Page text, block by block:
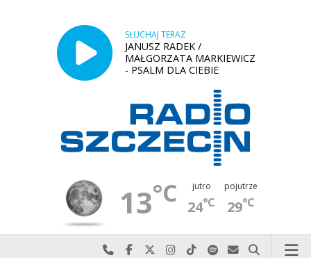
SŁUCHAJ TERAZ
JANUSZ RADEK /
MAŁGORZATA MARKIEWICZ
- PSALM DLA CIEBIE
13°C jutro
24°C
pojutrze
29°C
Najlepiej po prostu do nas zadzwoń
Odwiedź nas na Facebook-u
Odwiedź nas na X
Odwiedź nas na Instagram-ie
Odwiedź nas na TikTok-u
Szukaj nas na Spotify
Wyślij do nas
Szukaj